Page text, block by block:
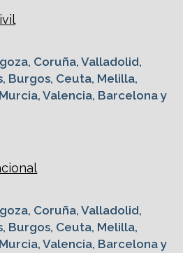
Coruña, Valladolid,
Burgos, Ceuta, Melilla,
Valencia, Barcelona y
Coruña, Valladolid,
Burgos, Ceuta, Melilla,
Valencia, Barcelona y